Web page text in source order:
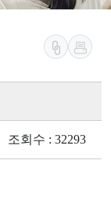
조회수 : 32293